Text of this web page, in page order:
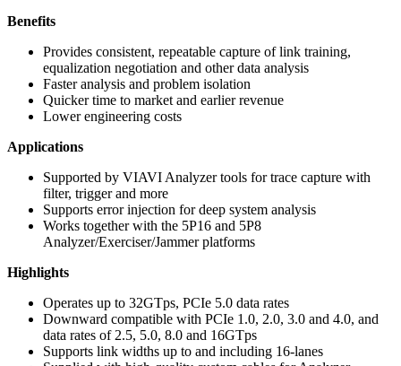
Benefits
Provides consistent, repeatable capture of link training,
equalization negotiation and other data analysis
Faster analysis and problem isolation
Quicker time to market and earlier revenue
Lower engineering costs
Applications
Supported by VIAVI Analyzer tools for trace capture with
filter, trigger and more
Supports error injection for deep system analysis
Works together with the 5P16 and 5P8
Analyzer/Exerciser/Jammer platforms
Highlights
Operates up to 32GTps, PCIe 5.0 data rates
Downward compatible with PCIe 1.0, 2.0, 3.0 and 4.0, and
data rates of 2.5, 5.0, 8.0 and 16GTps
Supports link widths up to and including 16-lanes